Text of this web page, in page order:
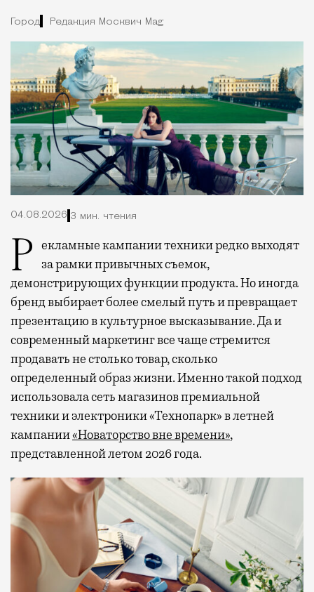
Город Редакция Москвич Mag
04.08.2026 3 мин. чтения
Рекламные кампании техники редко выходят
за рамки привычных съемок,
демонстрирующих функции продукта. Но иногда
бренд выбирает более смелый путь и превращает
презентацию в культурное высказывание. Да и
современный маркетинг все чаще стремится
продавать не столько товар, сколько
определенный образ жизни. Именно такой подход
использовала сеть магазинов премиальной
техники и электроники «Технопарк» в летней
кампании«Новаторство вне времени»,
представленной летом 2026 года.